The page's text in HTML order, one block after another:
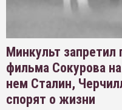
Минкульт запретил
фильма Сокурова
нем Сталин,
спорят о жизни